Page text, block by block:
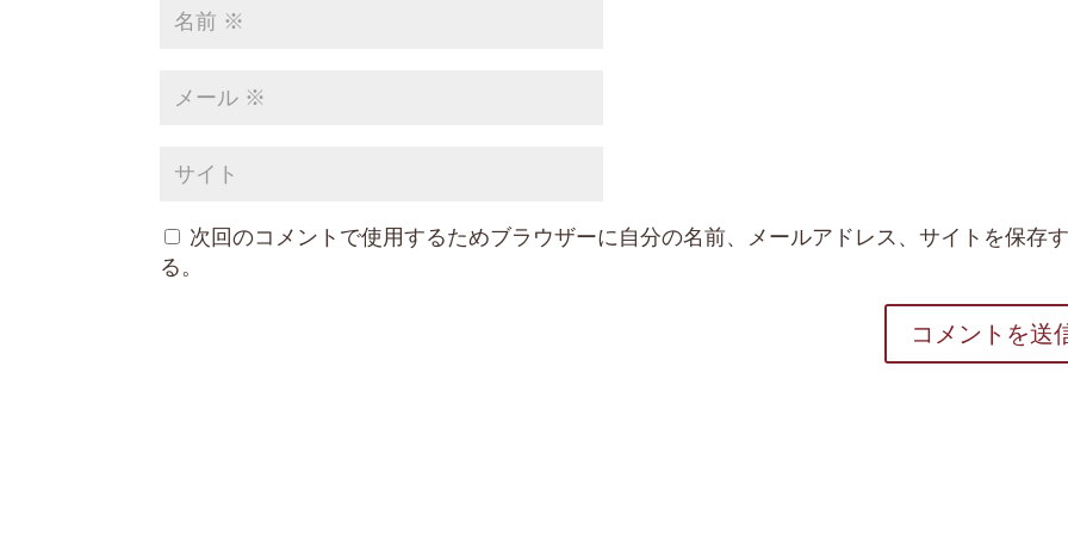
次回のコメントで使用するためブラウザーに自分の名前、メールアドレス、サイトを保存
る。